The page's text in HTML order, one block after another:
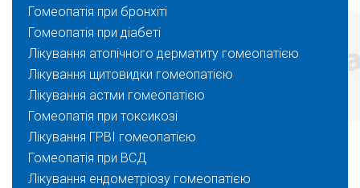
Гомеопатія при бронхіті
Гомеопатія при діабеті
Лікування атопічного дерматиту гомеопатією
Лікування щитовидки гомеопатією
Лікування астми гомеопатією
Гомеопатія при токсикозі
Лікування ГРВІ гомеопатією
Гомеопатія при ВСД
Лікування ендометріозу гомеопатією